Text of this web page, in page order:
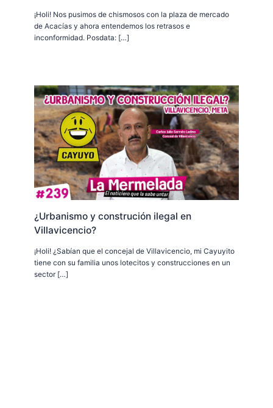
¡Holi! Nos pusimos de chismosos con la plaza de mercado
de Acacías y ahora entendemos los retrasos e
inconformidad. Posdata: […]
¿Urbanismo y construción ilegal en
Villavicencio?
¡Holi! ¿Sabían que el concejal de Villavicencio, mi Cayuyito
tiene con su familia unos lotecitos y construcciones en un
sector […]